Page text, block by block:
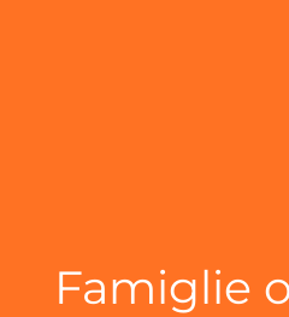
Famiglie